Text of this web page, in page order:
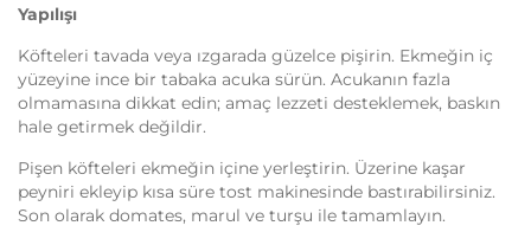
Yapılışı
Köfteleri tavada veya ızgarada güzelce pişirin. Ekmeğin iç
yüzeyine ince bir tabaka acuka sürün. Acukanın fazla
olmamasına dikkat edin; amaç lezzeti desteklemek, baskın
hale getirmek değildir.
Pişen köfteleri ekmeğin içine yerleştirin. Üzerine kaşar
peyniri ekleyip kısa süre tost makinesinde bastırabilirsiniz.
Son olarak domates, marul ve turşu ile tamamlayın.